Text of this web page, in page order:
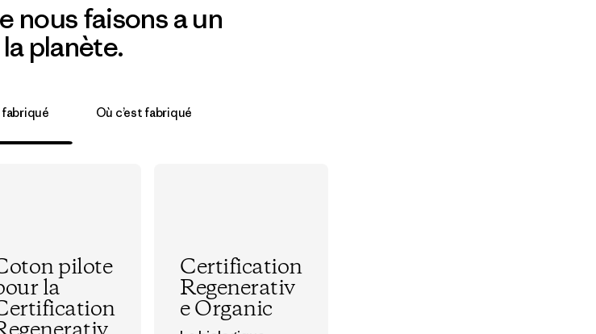
nous faisons a un
planète.
fabriqué Où c’est fabriqué
pilote
la
Certification
Regenerativ
e Organic